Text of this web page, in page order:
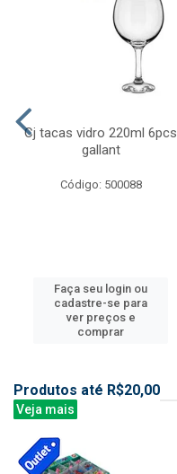
Cj tacas vidro 220ml 6pcs
gallant
Código: 500088
Faça seu login ou
cadastre-se para
ver preços e
comprar
Produtos até R$20,00
Veja mais